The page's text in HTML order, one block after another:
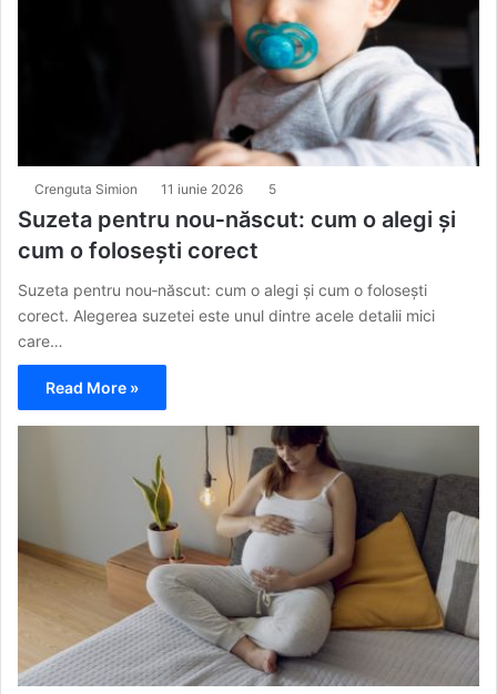
Crenguta Simion 11 iunie 2026 5
Suzeta pentru nou‑născut: cum o alegi și
cum o folosești corect
Suzeta pentru nou‑născut: cum o alegi și cum o folosești
corect. Alegerea suzetei este unul dintre acele detalii mici
care…
Read More »